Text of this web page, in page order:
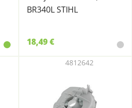
BR340L STIHL
18,49 €
4812642